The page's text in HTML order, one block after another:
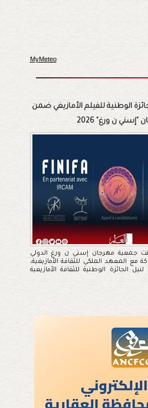
MyMeteo
الوطنية للفيلم الأمازيغي ضمن
ن ورغ" 2026
جمعية مهرجان إسني ن ورغ الدولي
مع المعهد الملكي للثقافة الأمازيغية،
الجائزة الوطنية للثقافة الأمازيغية